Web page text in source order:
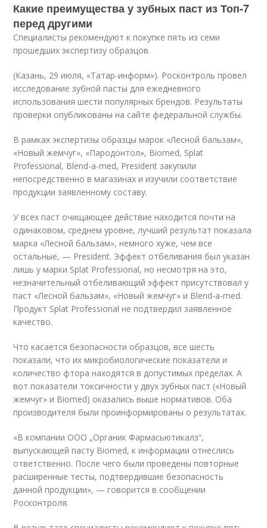
Какие преимущества у зубных паст из Топ-7
перед другими
Специалисты рекомендуют к покупке пять из семи
прошедших экспертизу образцов.
(Казань, 29 июля, «Татар-информ»). Росконтроль провел
исследование зубной пасты для ежедневного
использования шести популярных брендов. Результаты
проверки опубликованы на сайте федеральной службы.
В рамках экспертизы образцы марок «Лесной бальзам»,
«Новый жемчуг», «Пародонтол», Biomed, Splat
Professional, Blend-a-med, President закупили
непосредственно в магазинах и изучили соответствие
продукции заявленному составу.
У всех паст очищающее действие находится почти на
одинаковом, среднем уровне, лучший результат показала
марка «Лесной бальзам», немного хуже, чем все
остальные, — President. Эффект отбеливания был указан
лишь у марки Splat Professional, но несмотря на это,
незначительный отбеливающий эффект присутствовал у
паст «Лесной бальзам», «Новый жемчуг» и Blend-a-med.
Продукт Splat Professional не подтвердил заявленное
качество.
Что касается безопасности образцов, все шесть
показали, что их микробиологические показатели и
количество фтора находятся в допустимых пределах. А
вот показатели токсичности у двух зубных паст («Новый
жемчуг» и Biomed) оказались выше нормативов. Оба
производителя были проинформированы о результатах.
«В компании ООО „Органик Фармасьютикалз“,
выпускающей пасту Biomed, к информации отнеслись
ответственно. После чего были проведены повторные
расширенные тесты, подтвердившие безопасность
данной продукции», — говорится в сообщении
Росконтроля.